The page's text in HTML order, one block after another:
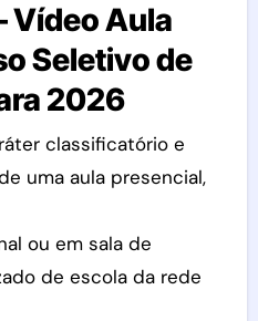
Vídeo Aula
Seletivo de
2026
classificatório e
uma aula presencial,
ou em sala de
de escola da rede